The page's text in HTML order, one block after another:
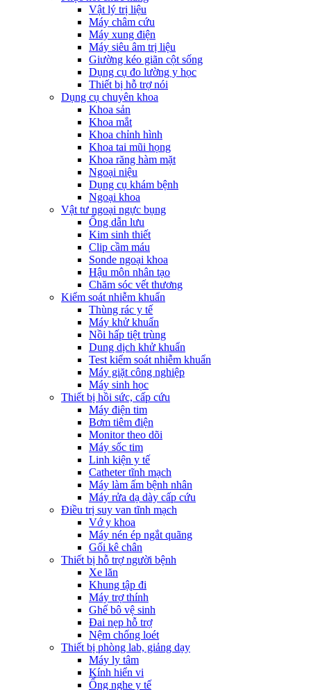
Vật lý trị liệu
Máy châm cứu
Máy xung điện
Máy siêu âm trị liệu
Giường kéo giãn cột sống
Dụng cụ đo lường y học
Thiết bị hỗ trợ nói
Dụng cụ chuyên khoa
Khoa sản
Khoa mắt
Khoa chỉnh hình
Khoa tai mũi họng
Khoa răng hàm mặt
Ngoại niệu
Dụng cụ khám bệnh
Ngoại khoa
Vật tư ngoại ngực bụng
Ống dẫn lưu
Kim sinh thiết
Clip cầm máu
Sonde ngoại khoa
Hậu môn nhân tạo
Chăm sóc vết thương
Kiểm soát nhiễm khuẩn
Thùng rác y tế
Máy khử khuẩn
Nồi hấp tiệt trùng
Dung dịch khử khuẩn
Test kiểm soát nhiễm khuẩn
Máy giặt công nghiệp
Máy sinh học
Thiết bị hồi sức, cấp cứu
Máy điện tim
Bơm tiêm điện
Monitor theo dõi
Máy sốc tim
Linh kiện y tế
Catheter tĩnh mạch
Máy làm ấm bệnh nhân
Máy rửa dạ dày cấp cứu
Điều trị suy van tĩnh mạch
Vớ y khoa
Máy nén ép ngắt quãng
Gối kê chân
Thiết bị hỗ trợ người bệnh
Xe lăn
Khung tập đi
Máy trợ thính
Ghế bô vệ sinh
Đai nẹp hỗ trợ
Nệm chống loét
Thiết bị phòng lab, giảng dạy
Máy ly tâm
Kính hiển vi
Ống nghe y tế